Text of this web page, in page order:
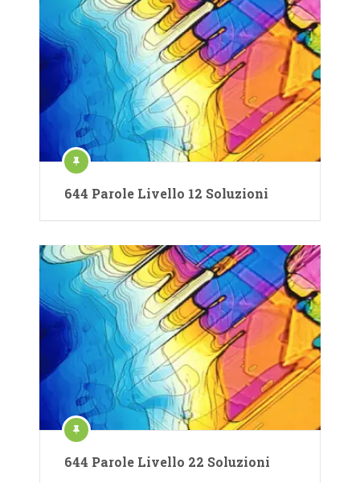
644 Parole Livello 12 Soluzioni
644 Parole Livello 22 Soluzioni